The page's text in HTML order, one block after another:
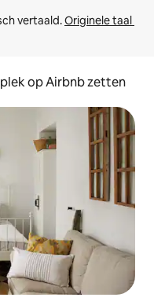
vertaald. Originele taal
op Airbnb zetten